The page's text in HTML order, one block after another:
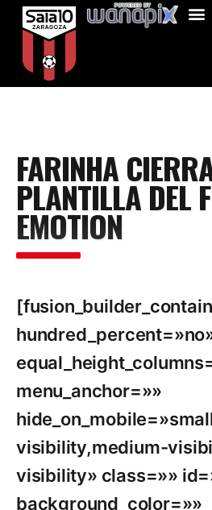
Food & Drink
Features
News
Contacts
FARINHA
PLANTILLA DEL
EMOTION
menu_anchor=»»
visibility,medium-
visibility» class=»»
background_color=»»